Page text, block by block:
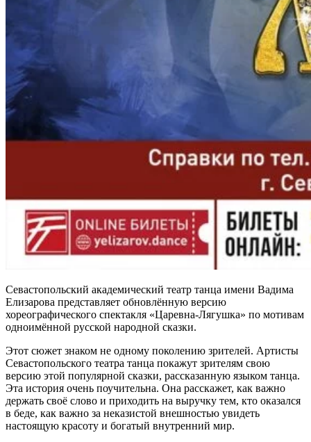
Севастопольский академический театр танца имени Вадима
Елизарова представляет обновлённую версию
хореографического спектакля «Царевна-Лягушка» по мотивам
одноимённой русской народной сказки.
Этот сюжет знаком не одному поколению зрителей. Артисты
Севастопольского театра танца покажут зрителям свою
версию этой популярной сказки, рассказанную языком танца.
Эта история очень поучительна. Она расскажет, как важно
держать своё слово и приходить на выручку тем, кто оказался
в беде, как важно за неказистой внешностью увидеть
настоящую красоту и богатый внутренний мир.